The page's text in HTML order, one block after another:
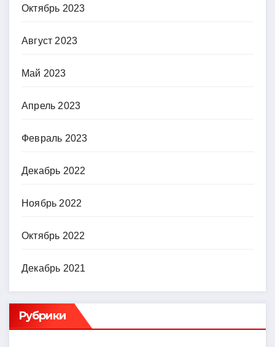
Октябрь 2023
Август 2023
Май 2023
Апрель 2023
Февраль 2023
Декабрь 2022
Ноябрь 2022
Октябрь 2022
Декабрь 2021
Рубрики